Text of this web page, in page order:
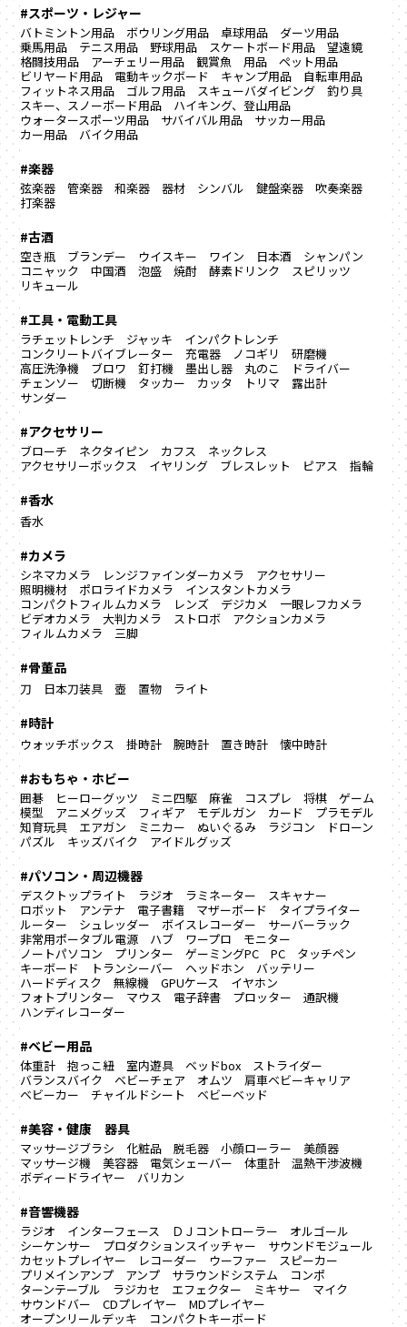
#スポーツ・レジャー
バトミントン用品 ボウリング用品 卓球用品
ダーツ用品
乗馬用品
テニス用品 野球用品 スケートボード用品
望遠鏡
格闘技用品
アーチェリー用品 観賞魚 用品
ペット用品
ビリヤード用品
電動キックボード キャンプ用品
自転車用品
フィットネス用品
ゴルフ用品 スキューバダイビング
釣り具
スキー、スノーボード用品
ハイキング、登山用品
ウォータースポーツ用品
サバイバル用品
サッカー用品
カー用品
バイク用品
#楽器
弦楽器 管楽器 和楽器 器材 シンバル 鍵盤楽器
吹奏楽器
打楽器
#古酒
空き瓶 ブランデー ウイスキー ワイン 日本酒
シャンパン
コニャック
中国酒 泡盛 焼酎 酵素ドリンク
スピリッツ
リキュール
#工具・電動工具
ラチェットレンチ ジャッキ
インパクトレンチ
コンクリートバイブレーター
充電器 ノコギリ
研磨機
高圧洗浄機
ブロワ 釘打機 墨出し器 丸のこ
ドライバー
チェンソー
切断機 タッカー カッタ トリマ
露出計
サンダー
#アクセサリー
ブローチ ネクタイピン カフス
ネックレス
アクセサリーボックス
イヤリング ブレスレット ピアス 指輪
#香水
香水
#カメラ
シネマカメラ レンジファインダーカメラ
アクセサリー
照明機材
ポロライドカメラ
インスタントカメラ
コンパクトフィルムカメラ
レンズ デジカメ
一眼レフカメラ
ビデオカメラ
大判カメラ ストロボ
アクションカメラ
フィルムカメラ
三脚
#骨董品
刀 日本刀装具 壺 置物 ライト
#時計
ウォッチボックス 掛時計 腕時計 置き時計 懐中時計
#おもちゃ・ホビー
囲碁 ヒーローグッツ ミニ四駆 麻雀 コスプレ 将棋
ゲーム
模型
アニメグッズ フィギア モデルガン カード
プラモデル
知育玩具
エアガン ミニカー ぬいぐるみ ラジコン
ドローン
パズル
キッズバイク アイドルグッズ
#パソコン・周辺機器
デスクトップライト ラジオ ラミネーター
スキャナー
ロボット
アンテナ 電子書籍 マザーボード
タイプライター
ルーター
シュレッダー ボイスレコーダー
サーバーラック
非常用ポータブル電源
ハブ ワープロ
モニター
ノートパソコン
プリンター ゲーミングPC PC
タッチペン
キーボード
トランシーバー ヘッドホン
バッテリー
ハードディスク
無線機 GPUケース
イヤホン
フォトプリンター
マウス 電子辞書 プロッター
通訳機
ハンディレコーダー
#ベビー用品
体重計 抱っこ紐 室内遊具 ベッドbox
ストライダー
バランスバイク
ベビーチェア オムツ
肩車ベビーキャリア
ベビーカー
チャイルドシート ベビーベッド
#美容・健康 器具
マッサージブラシ 化粧品 脱毛器 小顔ローラー
美顔器
マッサージ機
美容器 電気シェーバー 体重計
温熱干渉波機
ボディードライヤー
バリカン
#音響機器
ラジオ インターフェース ＤＪコントローラー
オルゴール
シーケンサー
プロダクションスイッチャー
サウンドモジュール
カセットプレイヤー
レコーダー ウーファー
スピーカー
プリメインアンプ
アンプ サラウンドシステム
コンポ
ターンテーブル
ラジカセ エフェクター ミキサー
マイク
サウンドバー
CDプレイヤー
MDプレイヤー
オープンリールデッキ
コンパクトキーボード